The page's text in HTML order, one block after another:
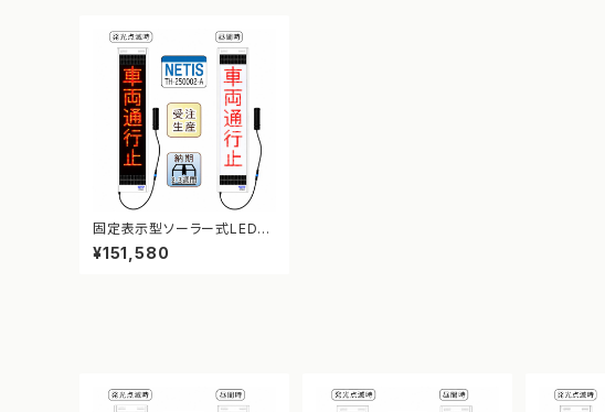
固定表示型ソーラー式LED表
示板 ドットサイン【車両通行
止】【NETIS登録】
¥151,580